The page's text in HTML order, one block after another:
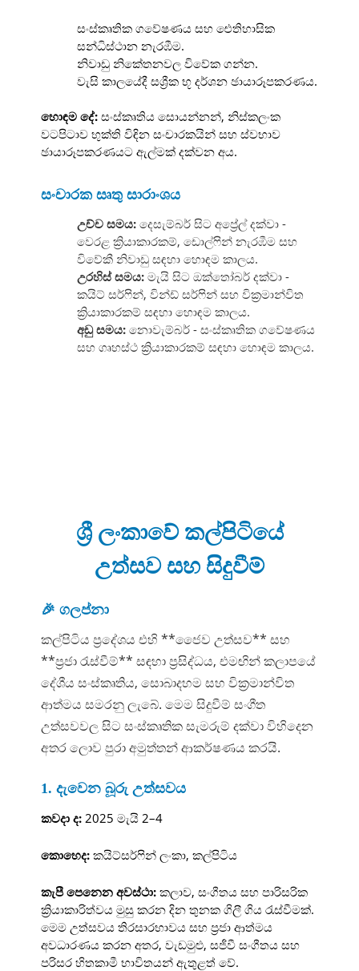
සංස්කෘතික ගවේෂණය සහ ඓතිහාසික
සන්ධිස්ථාන නැරඹීම.
නිවාඩු නිකේතනවල විවේක ගන්න.
වැසි කාලයේදී සශ්‍රීක භූ දර්ශන ඡායාරූපකරණය.
හොඳම දේ: සංස්කෘතිය සොයන්නන්, නිස්කලංක
වටපිටාව භුක්ති විඳින සංචාරකයින් සහ ස්වභාව
ඡායාරූපකරණයට ඇල්මක් දක්වන අය.
සංචාරක සෘතු සාරාංශය
උච්ච සමය: දෙසැම්බර් සිට අප්‍රේල් දක්වා -
වෙරළ ක්‍රියාකාරකම්, ඩොල්ෆින් නැරඹීම සහ
විවේකී නිවාඩු සඳහා හොඳම කාලය.
උරහිස් සමය: මැයි සිට ඔක්තෝබර් දක්වා -
කයිට් සර්ෆින්, වින්ඩ් සර්ෆින් සහ වික්‍රමාන්විත
ක්‍රියාකාරකම් සඳහා හොඳම කාලය.
අඩු සමය: නොවැම්බර් - සංස්කෘතික ගවේෂණය
සහ ගෘහස්ථ ක්‍රියාකාරකම් සඳහා හොඳම කාලය.
ශ්‍රී ලංකාවේ කල්පිටියේ
උත්සව සහ සිදුවීම්
🎉 ගලප්නා
කල්පිටිය ප්‍රදේශය එහි **ජෛව උත්සව** සහ
**ප්‍රජා රැස්වීම්** සඳහා ප්‍රසිද්ධය, එමඟින් කලාපයේ
දේශීය සංස්කෘතිය, සොබාදහම සහ වික්‍රමාන්විත
ආත්මය සමරනු ලැබේ. මෙම සිදුවීම් සංගීත
උත්සවවල සිට සංස්කෘතික සැමරුම් දක්වා විහිදෙන
අතර ලොව පුරා අමුත්තන් ආකර්ෂණය කරයි.
1. දැවෙන බූරු උත්සවය
කවදා ද: 2025 මැයි 2–4
කොහෙද: කයිට්සර්ෆින් ලංකා, කල්පිටිය
කැපී පෙනෙන අවස්ථා: කලාව, සංගීතය සහ පාරිසරික
ක්‍රියාකාරිත්වය මුසු කරන දින තුනක ගිලී ගිය රැස්වීමක්.
මෙම උත්සවය තිරසාරභාවය සහ ප්‍රජා ආත්මය
අවධාරණය කරන අතර, වැඩමුළු, සජීවී සංගීතය සහ
පරිසර හිතකාමී භාවිතයන් ඇතුළත් වේ.